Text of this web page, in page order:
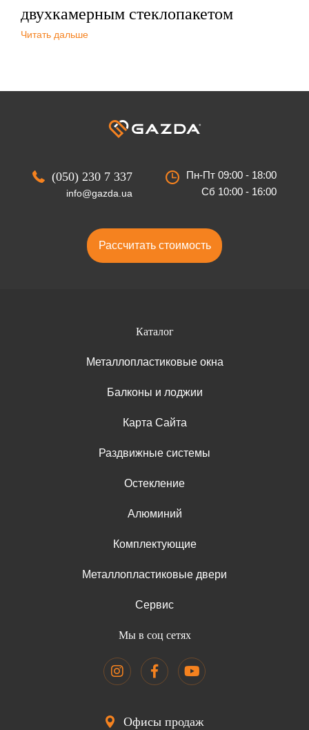
двухкамерным стеклопакетом
Читать дальше
(050) 230 7 337
info@gazda.ua
Пн-Пт 09:00 - 18:00
Сб 10:00 - 16:00
Рассчитать стоимость
Каталог
Металлопластиковые окна
Балконы и лоджии
Карта Сайта
Раздвижные системы
Остекление
Алюминий
Комплектующие
Металлопластиковые двери
Сервис
Мы в соц сетях
Офисы продаж